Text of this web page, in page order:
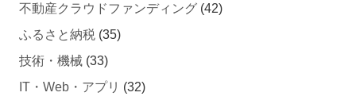
不動産クラウドファンディング (42)
ふるさと納税 (35)
技術・機械 (33)
IT・Web・アプリ (32)